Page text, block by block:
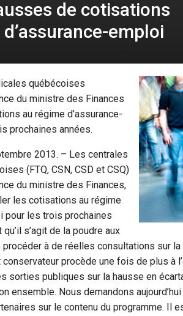
de cotisations
emploi
québécoises
du ministre des Finances
au régime d’assurance-
prochaines années.
2013. – Les centrales
(FTQ, CSN, CSD et CSQ)
du ministre des Finances,
les cotisations au régime
pour les trois prochaines
s’agit de la poudre aux
à de réelles consultations sur
conservateur procède une fois de plus à
sorties publiques sur la hausse en
ensemble. Nous demandons
sur le contenu du programme. Il